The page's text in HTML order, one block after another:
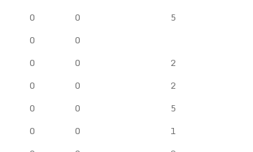
0 0
5
0
0
0 0
2
0 0
2
0 0
5
0 0
1